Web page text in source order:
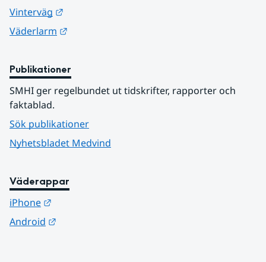
Vinterväg
Väderlarm
Publikationer
SMHI ger regelbundet ut tidskrifter, rapporter och
faktablad.
Sök publikationer
Nyhetsbladet Medvind
Väderappar
iPhone
Android